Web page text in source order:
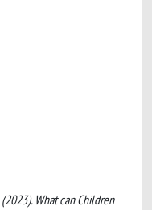
(2023). What can Children